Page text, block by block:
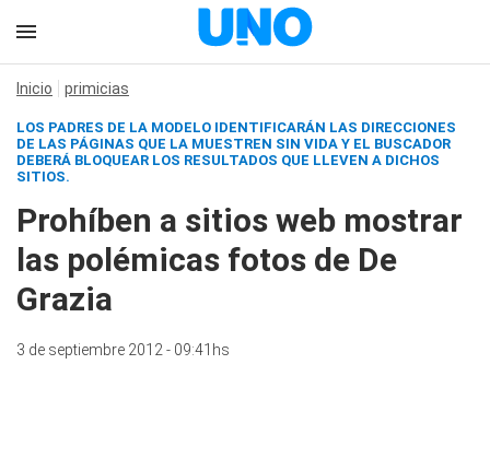
Inicio primicias
LOS PADRES DE LA MODELO IDENTIFICARÁN LAS DIRECCIONES
DE LAS PÁGINAS QUE LA MUESTREN SIN VIDA Y EL BUSCADOR
DEBERÁ BLOQUEAR LOS RESULTADOS QUE LLEVEN A DICHOS
SITIOS.
Prohíben a sitios web mostrar
las polémicas fotos de De
Grazia
3 de septiembre 2012 - 09:41hs